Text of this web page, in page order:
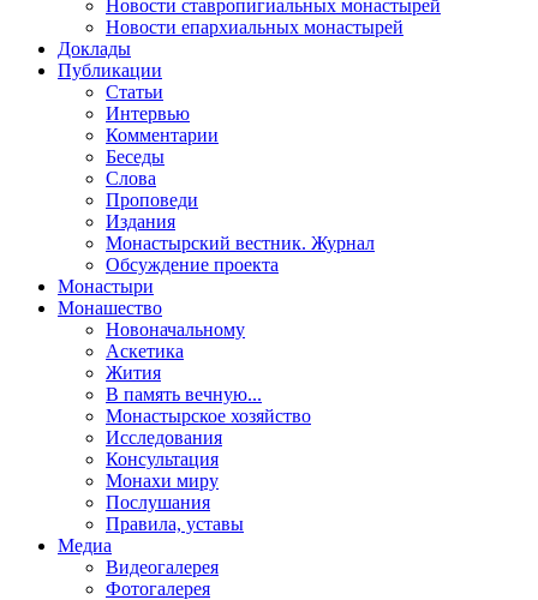
Новости ставропигиальных монастырей
Новости епархиальных монастырей
Доклады
Публикации
Статьи
Интервью
Комментарии
Беседы
Слова
Проповеди
Издания
Монастырский вестник. Журнал
Обсуждение проекта
Монастыри
Монашество
Новоначальному
Аскетика
Жития
В память вечную...
Монастырское хозяйство
Исследования
Консультация
Монахи миру
Послушания
Правила, уставы
Медиа
Видеогалерея
Фотогалерея